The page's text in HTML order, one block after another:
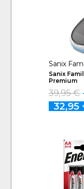
Sanix
Sanix
Premium
39,95 €
32,95